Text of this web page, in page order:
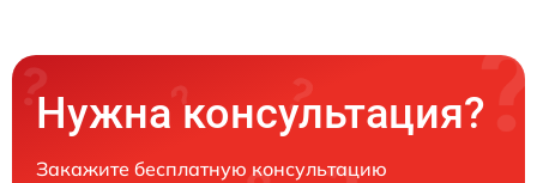
Нужна консультация?
Закажите бесплатную консультацию